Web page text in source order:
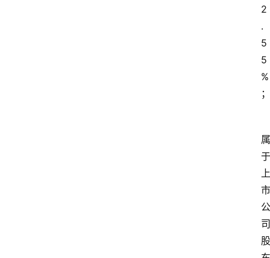
2
.
5
5
%
；
属
于
上
市
公
司
股